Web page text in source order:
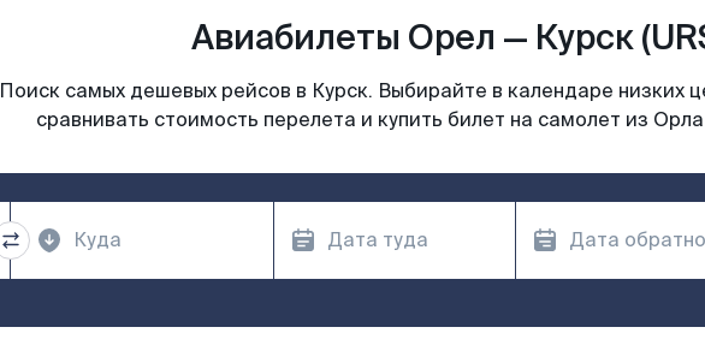
Авиабилеты Орел — Курск
Поиск самых дешевых рейсов в Курск. Выбирайте в календаре низких
сравнивать стоимость перелета и купить билет на самолет из